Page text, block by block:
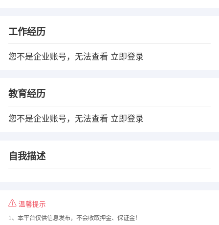
工作经历
您不是企业账号，无法查看 立即登录
教育经历
您不是企业账号，无法查看 立即登录
自我描述
温馨提示
1、本平台仅供信息发布，不会收取押金、保证金！